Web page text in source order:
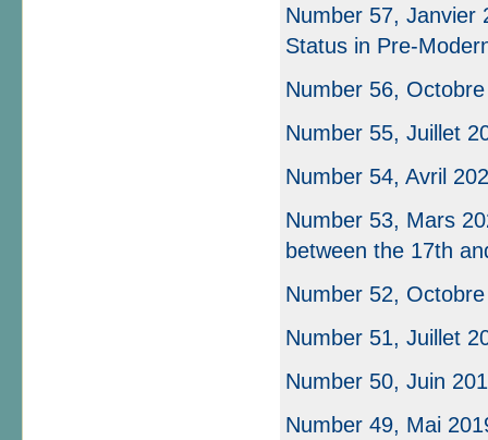
Number 57, Janvier
Status in Pre-
Number 56,
Number 55, Juillet
Number 54, Avril
Number 53, Mars
between the 17th
Number 52,
Number 51, Juillet
Number 50, Juin
Number 49, Mai